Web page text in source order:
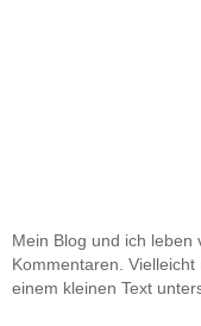
Mein Blog und ich leben
Kommentaren.
einem kleinen Text